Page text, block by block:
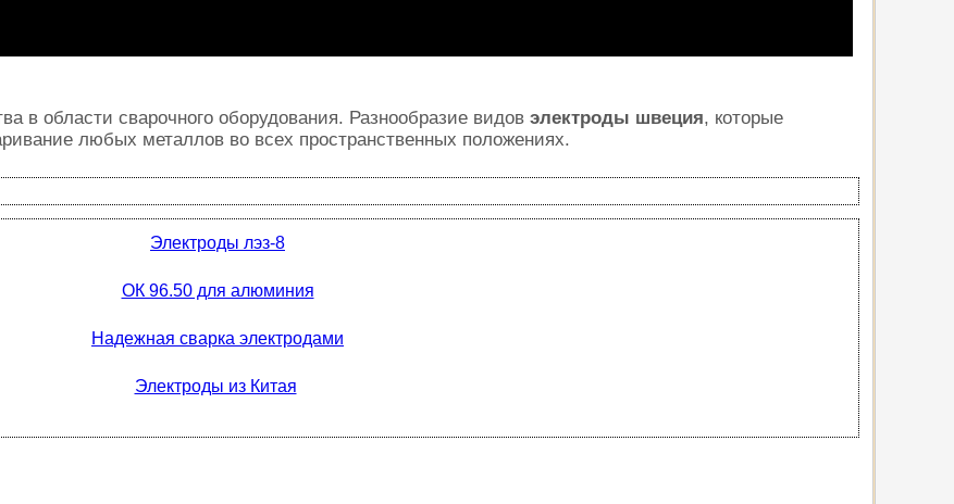
в области сварочного оборудования. Разнообразие видов электроды швеция, которые
любых металлов во всех пространственных положениях.
Электроды лэз-8
ОК 96.50 для алюминия
Надежная сварка электродами
Электроды из Китая